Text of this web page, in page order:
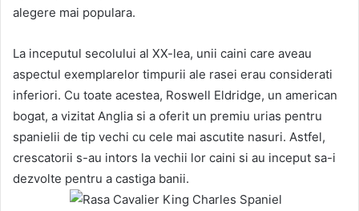
alegere mai populara.
La inceputul secolului al XX-lea, unii caini care aveau
aspectul exemplarelor timpurii ale rasei erau considerati
inferiori. Cu toate acestea, Roswell Eldridge, un american
bogat, a vizitat Anglia si a oferit un premiu urias pentru
spanielii de tip vechi cu cele mai ascutite nasuri. Astfel,
crescatorii s-au intors la vechii lor caini si au inceput sa-i
dezvolte pentru a castiga banii.